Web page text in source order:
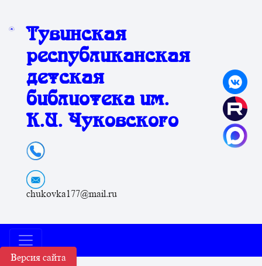
Версия сайта
Тувинская
республиканская
детская
библиотека им.
К.И. Чуковского
chukovka177@mail.ru